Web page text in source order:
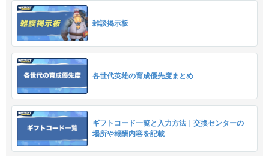
雑談掲示板
各世代英雄の育成優先度まとめ
ギフトコード一覧と入力方法｜交換センターの
場所や報酬内容を記載